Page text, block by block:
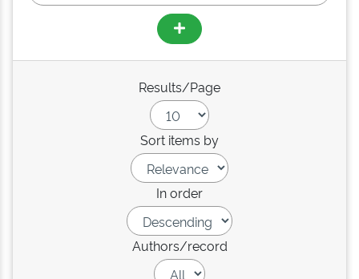
Results/Page
Sort items by
In order
Authors/record